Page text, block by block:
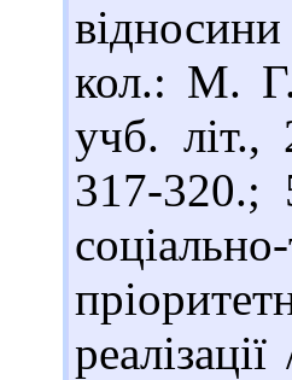
кол.: М.
учб.
317-320.;